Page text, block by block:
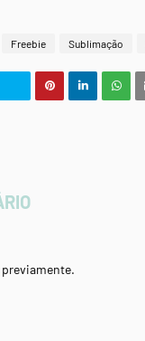
Freebie Sublimação